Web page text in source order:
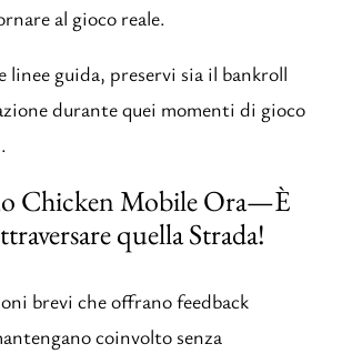
al gioco reale.
linee guida, preservi sia il bankroll
durante quei momenti di gioco
Chicken Mobile Ora—È
quella Strada!
brevi che offrano feedback
coinvolto senza